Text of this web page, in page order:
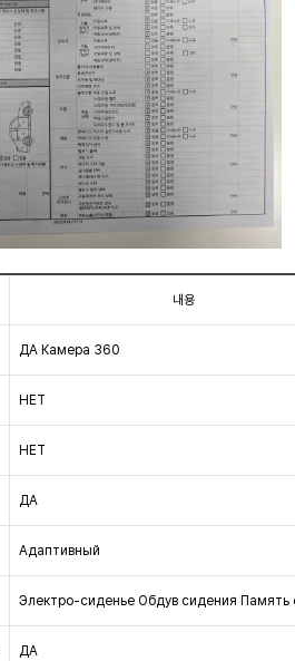
내용
ДА Камера 360
НЕТ
НЕТ
ДА
Адаптивный
Электро-сиденье Обдув сидения Память
ДА